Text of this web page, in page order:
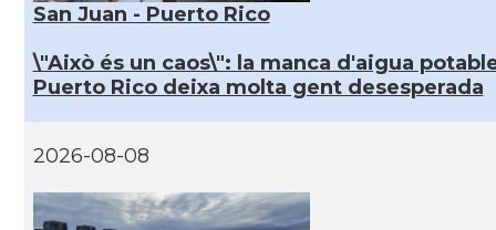
San Juan - Puerto Rico
\"Això és un caos\": la manca d'aigua
Puerto Rico deixa molta gent desesperada
2026-08-08